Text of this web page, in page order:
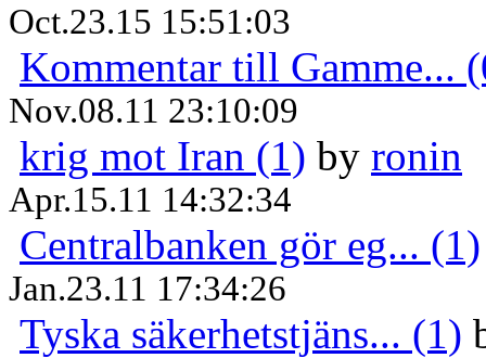
Oct.23.15 15:51:03
Kommentar till Gamme...
Nov.08.11 23:10:09
krig mot Iran (1) by ronin
Apr.15.11 14:32:34
Centralbanken gör eg... (1)
Jan.23.11 17:34:26
Tyska säkerhetstjäns... (1)